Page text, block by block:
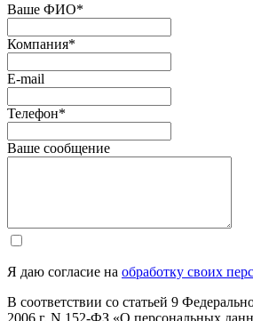
Ваше ФИО*
Компания*
E-mail
Телефон*
Ваше сообщение
Я даю согласие на обработку своих
В соответствии со статьей 9
2006 г. N 152-ФЗ «О персональных